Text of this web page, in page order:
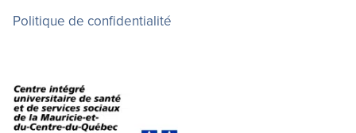
Politique de confidentialité